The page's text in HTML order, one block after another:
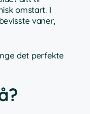
omstart. I
vaner,
det perfekte